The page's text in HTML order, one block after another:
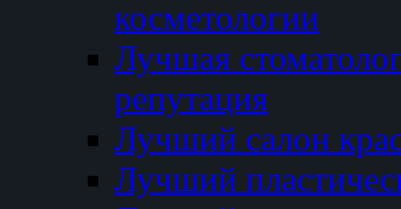
косметологии
Лучшая
репутация
Лучший салон
Лучший